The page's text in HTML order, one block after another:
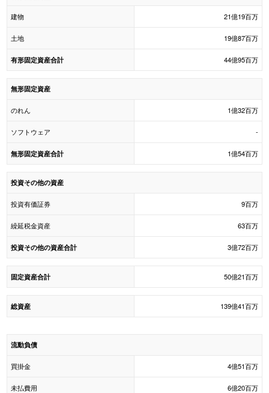
建物 21億19百万
土地 19億87百万
有形固定資産合計 44億95百万
無形固定資産
のれん 1億32百万
ソフトウェア -
無形固定資産合計 1億54百万
投資その他の資産
投資有価証券 9百万
繰延税金資産 63百万
投資その他の資産合計 3億72百万
固定資産合計 50億21百万
総資産 139億41百万
流動負債
買掛金 4億51百万
未払費用 6億20百万